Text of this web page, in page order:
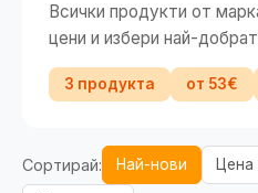
Всички продукти от
цени и избери най-
3 продукта от 53€
Сортирай: Най-нови Цена